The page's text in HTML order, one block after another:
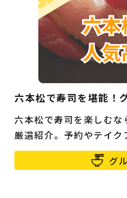
六本松で寿司を堪能！
六本松で寿司を楽しむ
厳選紹介。予約やテイク
グ